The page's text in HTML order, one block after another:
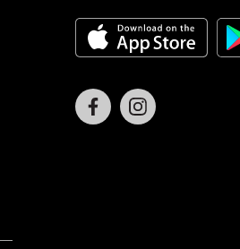
Facebook